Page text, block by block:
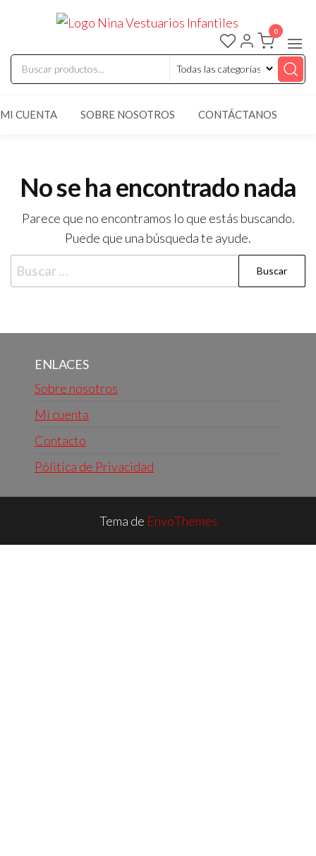
de vestuarios y
disfraces
infantiles
0
MI CUENTA SOBRE NOSOTROS CONTÁCTANOS
No se ha encontrado nada
Parece que no encontramos lo que estás buscando.
Puede que una búsqueda te ayude.
ENLACES
Sobre nosotros
Mi cuenta
Contacto
Pólitica de Privacidad
Tema de EnvoThemes